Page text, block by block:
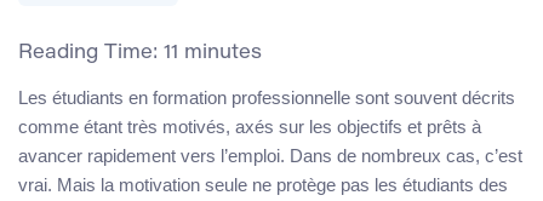
Reading Time: 11 minutes
Les étudiants en formation professionnelle sont souvent décrits
comme étant très motivés, axés sur les objectifs et prêts à
avancer rapidement vers l’emploi. Dans de nombreux cas, c’est
vrai. Mais la motivation seule ne protège pas les étudiants des